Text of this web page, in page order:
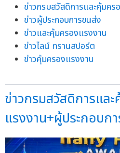
ข่าวกรมสวัสดิการและคุ้มคร
ข่าวผู้ประกอบการขนส่ง
ข่าวและคุ้มครองแรงงาน
ข่าวไลน์ ทรานสปอร์ต
ข่าวคุ้มครองแรงงาน
ข่าวกรมสวัสดิการแล
แรงงาน+ผู้ประกอบก